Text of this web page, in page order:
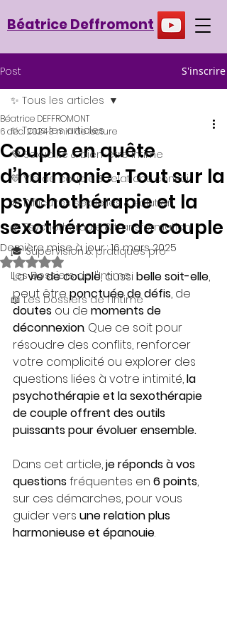
Béatrice Deffromont
Post S'inscrire
✨ Tous les articles
💜 Sexualité & bien-être intime
💛 Vie de couple & relations consci
🌱 Difficultés sexuelles & solution
🌿 Psychothérapie & transformation
🎓 Supervision & pratiques pro
Les Dossiers de l'Intime
📖 Les Dossiers de l'Intime
✨ Tous les articles
Couple en quête
d’harmonie : Tout sur la
psychothérapie et la
sexothérapie de couple
Béatrice DEFFROMONT
6 déc. 20243 min de lecture
Dernière mise à jour :16 mars 2025
Noté NaN étoiles sur 5.
La vie de couple, aussi belle soit-elle,
peut être ponctuée de défis, de
doutes ou de moments de
déconnexion. Que ce soit pour
résoudre des conflits, renforcer
votre complicité ou explorer des
questions liées à votre intimité, la
psychothérapie et la sexothérapie
de couple offrent des outils
puissants pour évoluer ensemble.
Dans cet article, je réponds à vos
questions fréquentes en 6 points,
sur ces démarches, pour vous
guider vers une relation plus
harmonieuse et épanouie.